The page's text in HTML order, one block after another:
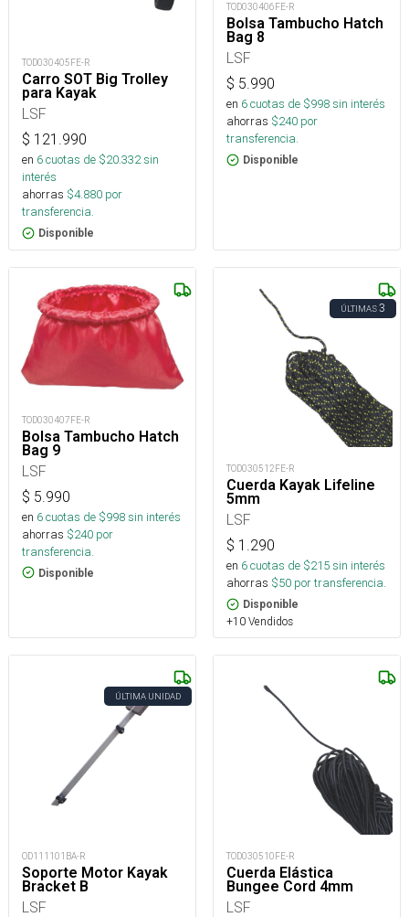
TOD030405FE-R
Carro SOT Big Trolley
para Kayak
LSF
$ 121.990
en 6cuotas de $20.332sin
interés
ahorras $4.880 por
transferencia.
Disponible
TOD030406FE-R
Bolsa Tambucho Hatch
Bag 8
LSF
$ 5.990
en 6cuotas de $998sin interés
ahorras $240 por
transferencia.
Disponible
TOD030407FE-R
Bolsa Tambucho Hatch
Bag 9
LSF
$ 5.990
en 6cuotas de $998sin interés
ahorras $240 por
transferencia.
Disponible
ÚLTIMAS3
TOD030512FE-R
Cuerda Kayak Lifeline
5mm
LSF
$ 1.290
en 6cuotas de $215sin interés
ahorras $50 por transferencia.
Disponible
+10 Vendidos
ÚLTIMA UNIDAD
OD111101BA-R
Soporte Motor Kayak
Bracket B
LSF
TOD030510FE-R
Cuerda Elástica
Bungee Cord 4mm
LSF